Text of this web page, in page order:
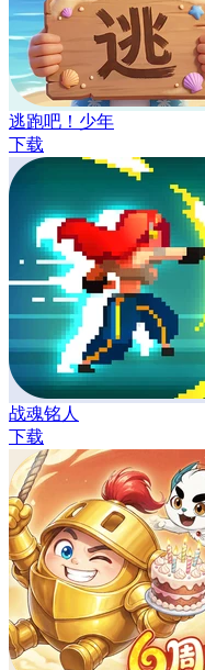
逃跑吧！少年
下载
战魂铭人
下载